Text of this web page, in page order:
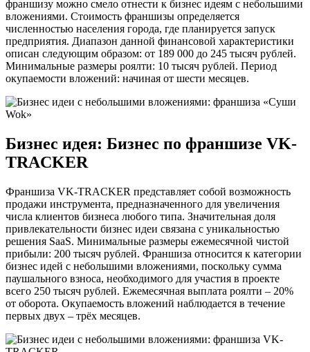
франшизу можно смело отнести к бизнес идеям с небольшими
вложениями. Стоимость франшизы определяется
численностью населения города, где планируется запуск
предприятия. Диапазон данной финансовой характеристики
описан следующим образом: от 189 000 до 245 тысяч рублей.
Минимальные размеры роялти: 10 тысяч рублей. Период
окупаемости вложений: начиная от шести месяцев.
Бизнес идея: Бизнес по франшизе VK-
TRACKER
Франшиза VK-TRACKER представляет собой возможность
продажи инструмента, предназначенного для увеличения
числа клиентов бизнеса любого типа. Значительная доля
привлекательности бизнес идеи связана с уникальностью
решения SaaS. Минимальные размеры ежемесячной чистой
прибыли: 200 тысяч рублей. Франшиза относится к категории
бизнес идей с небольшими вложениями, поскольку сумма
паушального взноса, необходимого для участия в проекте
всего 250 тысяч рублей. Ежемесячная выплата роялти – 20%
от оборота. Окупаемость вложений наблюдается в течение
первых двух – трёх месяцев.